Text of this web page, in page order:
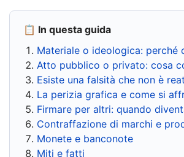
📋 In questa guida
Materiale o ideologica: perché
Atto pubblico o privato: cosa
Esiste una falsità che non è
La perizia grafica e come si
Firmare per altri: quando
Contraffazione di marchi e
Monete e banconote
Miti e fatti